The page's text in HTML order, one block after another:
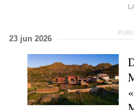
23 jun 2026